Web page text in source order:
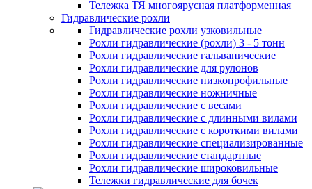
Тележка ТЯ многоярусная платформенная
Гидравлические рохли
Гидравлические рохли узковильные
Рохли гидравлические (рохли) 3 - 5 тонн
Рохли гидравлические гальванические
Рохли гидравлические для рулонов
Рохли гидравлические низкопрофильные
Рохли гидравлические ножничные
Рохли гидравлические с весами
Рохли гидравлические с длинными вилами
Рохли гидравлические с короткими вилами
Рохли гидравлические специализированные
Рохли гидравлические стандартные
Рохли гидравлические широковильные
Тележки гидравлические для бочек